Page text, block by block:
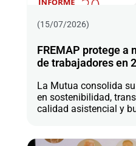
(15/07/2026)
FREMAP protege a
de trabajadores en
La Mutua consolida
en sostenibilidad,
calidad asistencial y